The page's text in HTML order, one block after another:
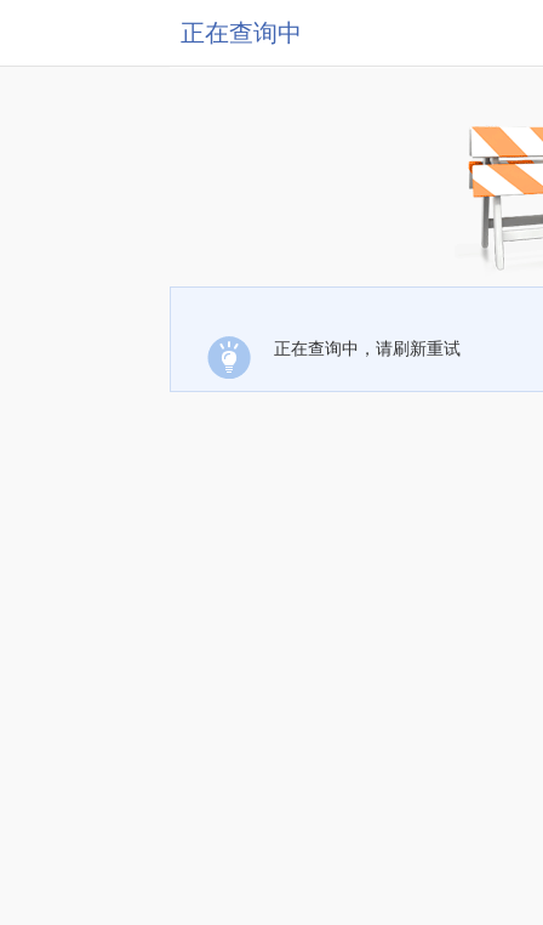
正在查询中
正在查询中，请刷新重试